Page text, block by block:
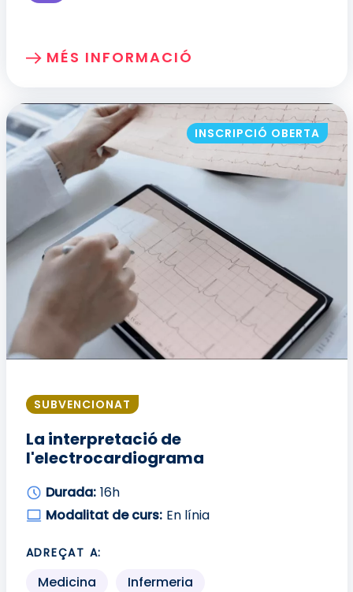
Més perfils professionals disponibles per veure
MÉS INFORMACIÓ
SOBRE: ATENCIÓ PAL·LIATIVA A LA
SUBVENCIONAT
La interpretació de
l'electrocardiograma
Durada: 16h
Modalitat de curs: En línia
ADREÇAT A:
Medicina Infermeria
INSCRIPCIÓ OBERTA